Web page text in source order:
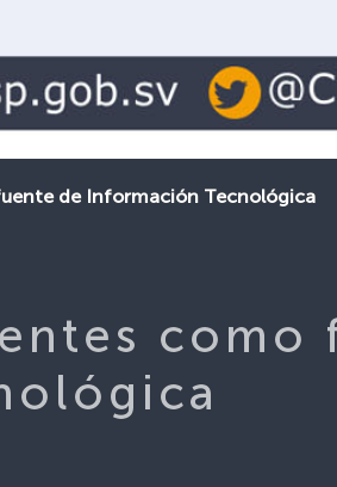
de Información Tecnológica
como